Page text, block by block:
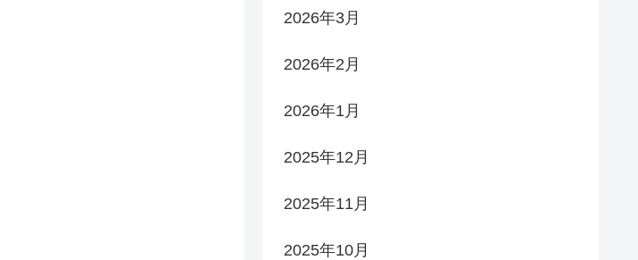
2026年3月
2026年2月
2026年1月
2025年12月
2025年11月
2025年10月